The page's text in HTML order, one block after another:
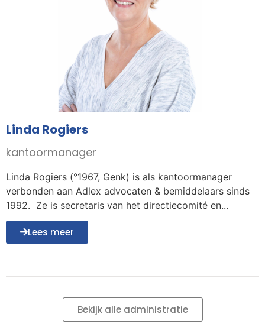
Linda Rogiers
kantoormanager
Linda Rogiers (°1967, Genk) is als kantoormanager
verbonden aan Adlex advocaten & bemiddelaars sinds
1992. Ze is secretaris van het directiecomité en...
Lees meer
Bekijk alle administratie